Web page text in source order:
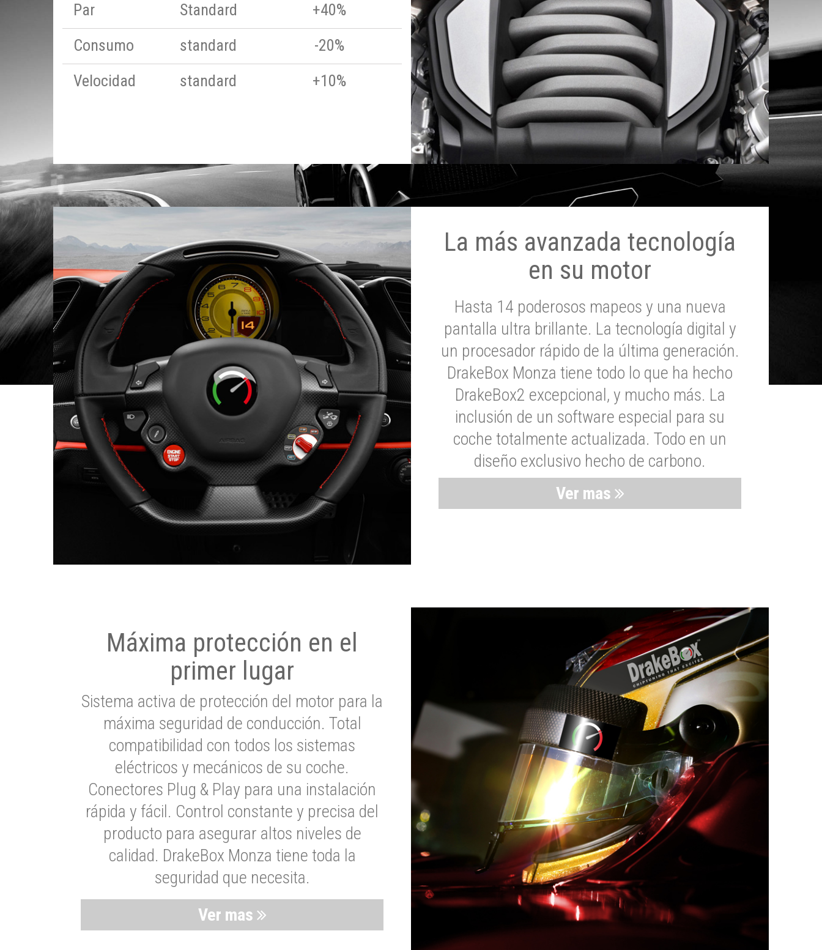
Par
Standard
+40%
Consumo
standard
-20%
Velocidad
standard +10%
La más avanzada tecnología
en su motor
Hasta 14 poderosos mapeos y una nueva
pantalla ultra brillante. La tecnología digital y
un procesador rápido de la última generación.
DrakeBox Monza tiene todo lo que ha hecho
DrakeBox2 excepcional, y mucho más. La
inclusión de un software especial para su
coche totalmente actualizada. Todo en un
diseño exclusivo hecho de carbono.
Ver mas
Máxima protección en el
primer lugar
Sistema activa de protección del motor para la
máxima seguridad de conducción. Total
compatibilidad con todos los sistemas
eléctricos y mecánicos de su coche.
Conectores Plug & Play para una instalación
rápida y fácil. Control constante y precisa del
producto para asegurar altos niveles de
calidad. DrakeBox Monza tiene toda la
seguridad que necesita.
Ver mas